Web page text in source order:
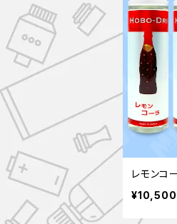
レモンコ
¥10,500